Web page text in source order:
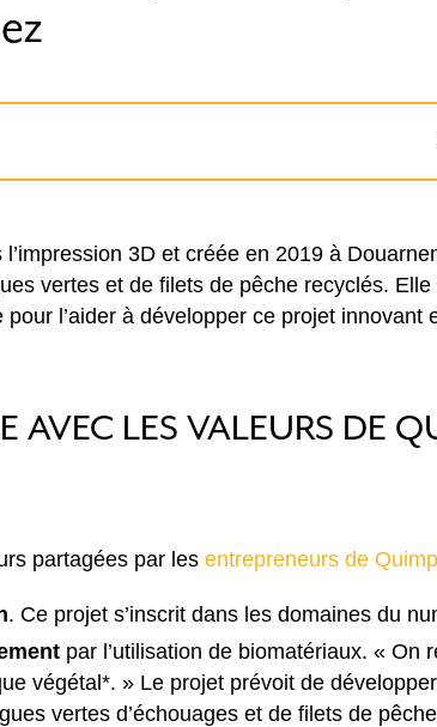
3D et créée en 2019 à
vertes et de filets de pêche recyclés.
l’aider à développer ce projet innovant
AVEC LES VALEURS DE
partagées par les entrepreneurs de
. Ce projet s’inscrit dans les domaines du
par l’utilisation de biomatériaux. « On
végétal*. » Le projet prévoit de
vertes d’échouages et de filets de